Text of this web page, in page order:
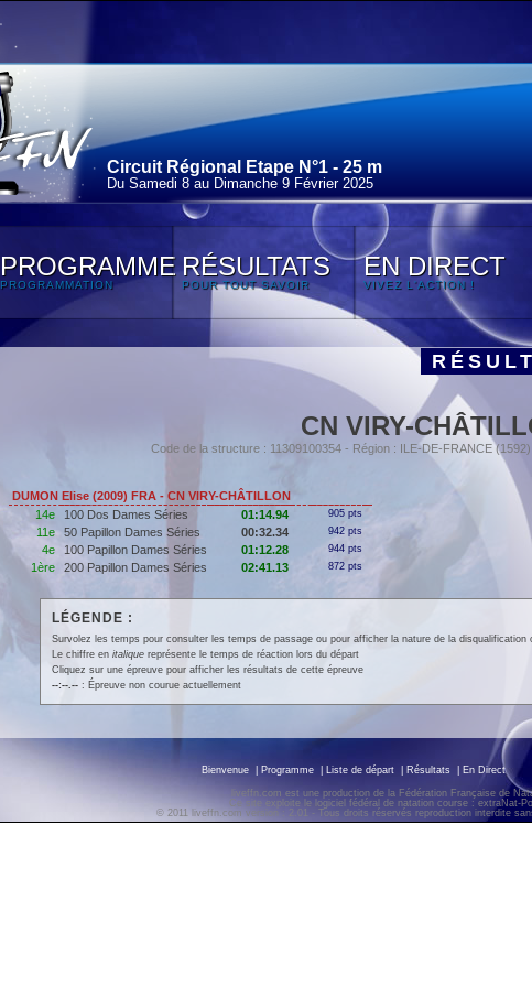
Circuit Régional Etape N°1 - 25 m
Du Samedi 8 au Dimanche 9 Février 2025
PROGRAMME
PROGRAMMATION
RÉSULTATS
POUR TOUT SAVOIR
EN DIRECT
VIVEZ L'ACTION !
CN VIRY-
Code de la structure : 11309100354 - Région : ILE-DE-FRANCE
DUMON Elise (2009) FRA - CN VIRY-CHÂTILLON
14e
100 Dos Dames Séries 01:14.94 905 pts
11e 50 Papillon Dames Séries 00:32.34 942 pts
4e 100 Papillon Dames Séries 01:12.28 944 pts
1ère 200 Papillon Dames Séries 02:41.13 872 pts
LÉGENDE :
Survolez les temps pour consulter les temps de passage ou pour afficher la nature de la disqualification
Le chiffre en italiquereprésente le temps de réaction lors du départ
Cliquez sur une épreuve pour afficher les résultats de cette épreuve
--:--.--: Épreuve non courue actuellement
Bienvenue Programme Liste de départ Résultats En Direct
liveffn.com est une production de la Fédération Française de
Ce site exploite le logiciel fédéral de natation course : extraNat-
© 2011 liveffn.com version : 2.01 - Tous droits réservés reproduction interdite